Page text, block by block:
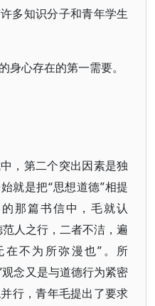
多知识分子和青年学生
身心存在的第一需要。
，第二个突出因素是独
就是把“思想道德”相提
那篇书信中，毛就认
人之行，二者不洁，遍
不为所弥漫也”。所
观念又是与道德行为紧密
行，青年毛提出了要求